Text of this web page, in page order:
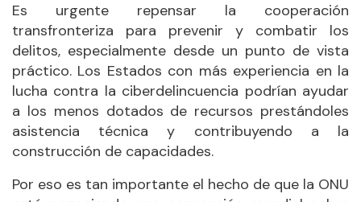
Es urgente repensar la cooperación
transfronteriza para prevenir y combatir los
delitos, especialmente desde un punto de vista
práctico. Los Estados con más experiencia en la
lucha contra la ciberdelincuencia podrían ayudar
a los menos dotados de recursos prestándoles
asistencia técnica y contribuyendo a la
construcción de capacidades.
Por eso es tan importante el hecho de que la ONU